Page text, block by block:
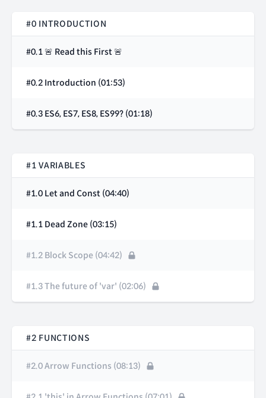
#0 INTRODUCTION
#0.1 🚨 Read this First 🚨
#0.2 Introduction (01:53)
#0.3 ES6, ES7, ES8, ES99? (01:18)
#1 VARIABLES
#1.0 Let and Const (04:40)
#1.1 Dead Zone (03:15)
#1.2 Block Scope (04:42)
#1.3 The future of 'var' (02:06)
#2 FUNCTIONS
#2.0 Arrow Functions (08:13)